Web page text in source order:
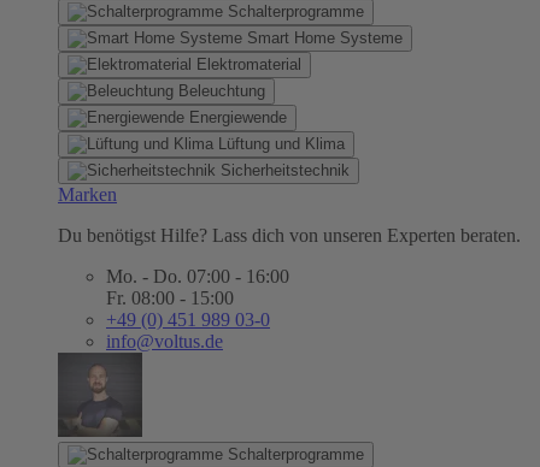
Schalterprogramme
Smart Home Systeme
Elektromaterial
Beleuchtung
Energiewende
Lüftung und Klima
Sicherheitstechnik
Marken
Du benötigst Hilfe? Lass dich von unseren Experten beraten.
Mo. - Do. 07:00 - 16:00
Fr. 08:00 - 15:00
+49 (0) 451 989 03-0
info@voltus.de
Schalterprogramme